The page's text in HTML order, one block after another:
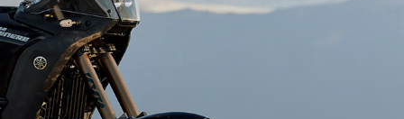
Zubehör Outlet